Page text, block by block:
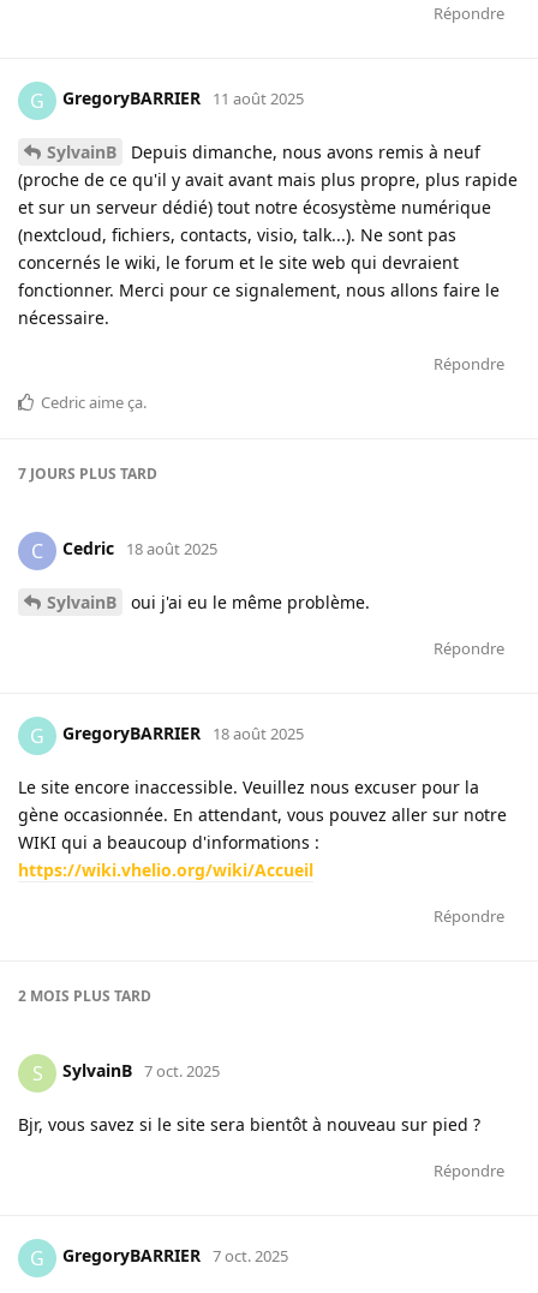
Répondre
G GregoryBARRIER 11 août 2025
SylvainB
Depuis dimanche, nous avons remis à neuf
(proche de ce qu'il y avait avant mais plus propre, plus rapide
et sur un serveur dédié) tout notre écosystème numérique
(nextcloud, fichiers, contacts, visio, talk...). Ne sont pas
concernés le wiki, le forum et le site web qui devraient
fonctionner. Merci pour ce signalement, nous allons faire le
nécessaire.
Répondre
Cedricaime ça.
7 JOURS PLUS TARD
C Cedric 18 août 2025
SylvainB oui j'ai eu le même problème.
Répondre
G GregoryBARRIER 18 août 2025
Le site encore inaccessible. Veuillez nous excuser pour la
gène occasionnée. En attendant, vous pouvez aller sur notre
WIKI qui a beaucoup d'informations :
https://wiki.vhelio.org/wiki/Accueil
Répondre
2 MOIS PLUS TARD
S SylvainB 7 oct. 2025
Bjr, vous savez si le site sera bientôt à nouveau sur pied ?
Répondre
G GregoryBARRIER 7 oct. 2025